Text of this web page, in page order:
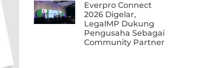
Everpro Connect
2026 Digelar,
LegalMP Dukung
Pengusaha Sebagai
Community Partner